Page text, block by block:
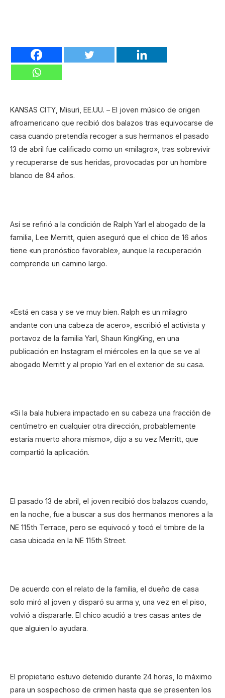
KANSAS CITY, Misuri, EE.UU. – El joven músico de origen
afroamericano que recibió dos balazos tras equivocarse de
casa cuando pretendía recoger a sus hermanos el pasado
13 de abril fue calificado como un «milagro», tras sobrevivir
y recuperarse de sus heridas, provocadas por un hombre
blanco de 84 años.
Así se refirió a la condición de Ralph Yarl el abogado de la
familia, Lee Merritt, quien aseguró que el chico de 16 años
tiene «un pronóstico favorable», aunque la recuperación
comprende un camino largo.
«Está en casa y se ve muy bien. Ralph es un milagro
andante con una cabeza de acero», escribió el activista y
portavoz de la familia Yarl, Shaun KingKing, en una
publicación en Instagram el miércoles en la que se ve al
abogado Merritt y al propio Yarl en el exterior de su casa.
«Si la bala hubiera impactado en su cabeza una fracción de
centímetro en cualquier otra dirección, probablemente
estaría muerto ahora mismo», dijo a su vez Merritt, que
compartió la aplicación.
El pasado 13 de abril, el joven recibió dos balazos cuando,
en la noche, fue a buscar a sus dos hermanos menores a la
NE 115th Terrace, pero se equivocó y tocó el timbre de la
casa ubicada en la NE 115th Street.
De acuerdo con el relato de la familia, el dueño de casa
solo miró al joven y disparó su arma y, una vez en el piso,
volvió a dispararle. El chico acudió a tres casas antes de
que alguien lo ayudara.
El propietario estuvo detenido durante 24 horas, lo máximo
para un sospechoso de crimen hasta que se presenten los